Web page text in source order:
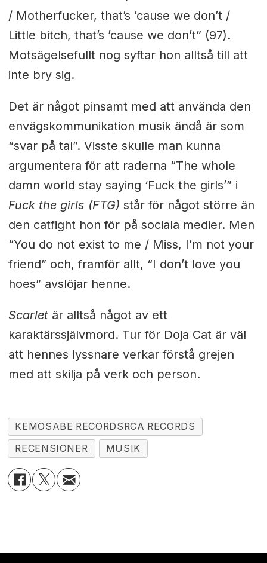
/ Motherfucker, that’s ’cause we don’t /
Little bitch, that’s ’cause we don’t” (97).
Motsägelsefullt nog syftar hon alltså till att
inte bry sig.
Det är något pinsamt med att använda den
envägskommunikation musik ändå är som
“svar på tal”. Visste skulle man kunna
argumentera för att raderna “The whole
damn world stay saying ‘Fuck the girls’” i
Fuck the girls (FTG) står för något större än
den catfight hon för på sociala medier. Men
“You do not exist to me / Miss, I’m not your
friend” och, framför allt, “I don’t love you
hoes” avslöjar henne.
Scarletär alltså något av ett
karaktärssjälvmord. Tur för Doja Cat är väl
att hennes lyssnare verkar förstå grejen
med att skilja på verk och person.
KEMOSABE RECORDSRCA RECORDS
RECENSIONER
MUSIK